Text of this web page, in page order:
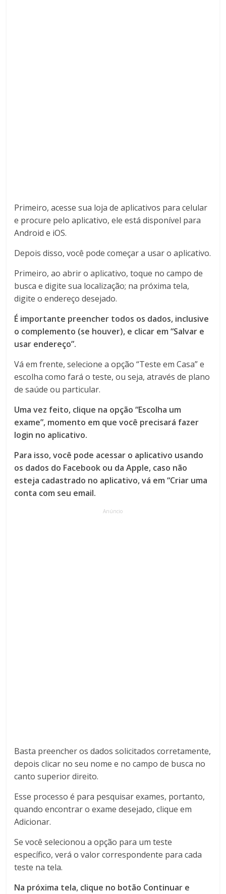
Primeiro, acesse sua loja de aplicativos para celular
e procure pelo aplicativo, ele está disponível para
Android e iOS.
Depois disso, você pode começar a usar o aplicativo.
Primeiro, ao abrir o aplicativo, toque no campo de
busca e digite sua localização; na próxima tela,
digite o endereço desejado.
É importante preencher todos os dados, inclusive
o complemento (se houver), e clicar em “Salvar e
usar endereço”.
Vá em frente, selecione a opção “Teste em Casa” e
escolha como fará o teste, ou seja, através de plano
de saúde ou particular.
Uma vez feito, clique na opção “Escolha um
exame”, momento em que você precisará fazer
login no aplicativo.
Para isso, você pode acessar o aplicativo usando
os dados do Facebook ou da Apple, caso não
esteja cadastrado no aplicativo, vá em “Criar uma
conta com seu email.
Anúncio
Basta preencher os dados solicitados corretamente,
depois clicar no seu nome e no campo de busca no
canto superior direito.
Esse processo é para pesquisar exames, portanto,
quando encontrar o exame desejado, clique em
Adicionar.
Se você selecionou a opção para um teste
específico, verá o valor correspondente para cada
teste na tela.
Na próxima tela, clique no botão Continuar e